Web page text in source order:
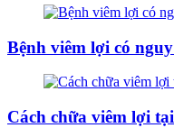
Bệnh viêm lợi có
Cách chữa viêm lợi